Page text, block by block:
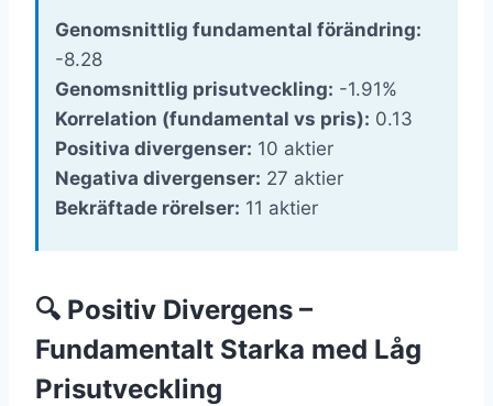
Genomsnittlig fundamental förändring:
-8.28
Genomsnittlig prisutveckling: -1.91%
Korrelation (fundamental vs pris): 0.13
Positiva divergenser: 10 aktier
Negativa divergenser: 27 aktier
Bekräftade rörelser: 11 aktier
🔍 Positiv Divergens –
Fundamentalt Starka med Låg
Prisutveckling